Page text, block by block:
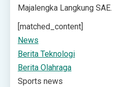
Majalengka Langkung SAE.
[matched_content]
News
Berita Teknologi
Berita Olahraga
Sports news